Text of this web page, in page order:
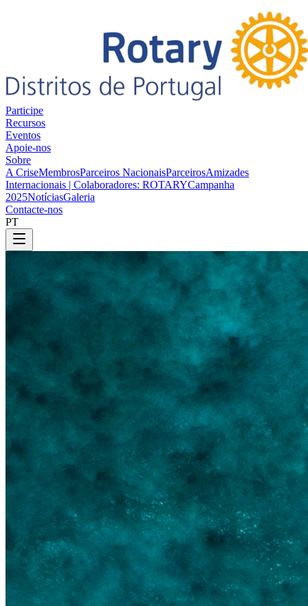
Participe
Recursos
Eventos
Apoie-nos
Sobre
A CriseMembrosParceiros NacionaisParceirosAmizades
Internacionais | Colaboradores: ROTARYCampanha
2025NotíciasGaleria
Contacte-nos
PT